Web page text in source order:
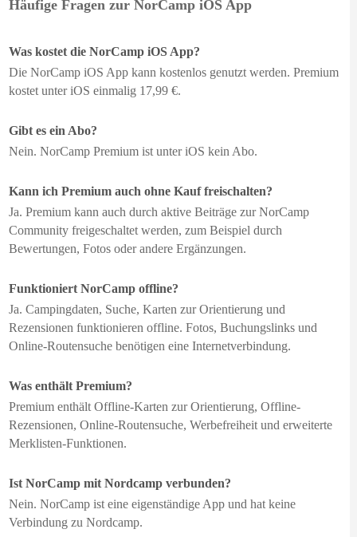
Häufige Fragen zur NorCamp iOS App
Was kostet die NorCamp iOS App?
Die NorCamp iOS App kann kostenlos genutzt werden. Premium
kostet unter iOS einmalig 17,99 €.
Gibt es ein Abo?
Nein. NorCamp Premium ist unter iOS kein Abo.
Kann ich Premium auch ohne Kauf freischalten?
Ja. Premium kann auch durch aktive Beiträge zur NorCamp
Community freigeschaltet werden, zum Beispiel durch
Bewertungen, Fotos oder andere Ergänzungen.
Funktioniert NorCamp offline?
Ja. Campingdaten, Suche, Karten zur Orientierung und
Rezensionen funktionieren offline. Fotos, Buchungslinks und
Online-Routensuche benötigen eine Internetverbindung.
Was enthält Premium?
Premium enthält Offline-Karten zur Orientierung, Offline-
Rezensionen, Online-Routensuche, Werbefreiheit und erweiterte
Merklisten-Funktionen.
Ist NorCamp mit Nordcamp verbunden?
Nein. NorCamp ist eine eigenständige App und hat keine
Verbindung zu Nordcamp.